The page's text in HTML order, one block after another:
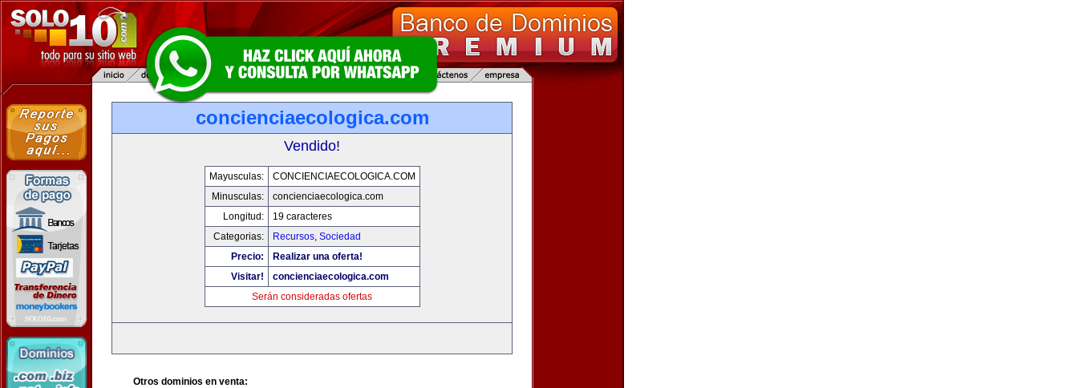
concienciaecologica.com
Vendido!
Mayusculas:
CONCIENCIAECOLOGICA.COM
Minusculas:
concienciaecologica.com
Longitud:
19 caracteres
Categorias:
Recursos, Sociedad
Precio:
Realizar una oferta!
Visitar!
concienciaecologica.com
Serán consideradas ofertas
Otros dominios en venta: